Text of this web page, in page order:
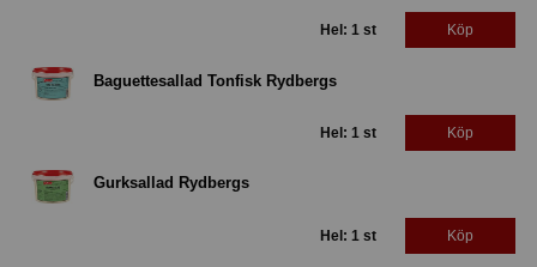
Hel: 1 st Köp
Baguettesallad Tonfisk Rydbergs
Hel: 1 st Köp
Gurksallad Rydbergs
Hel: 1 st Köp